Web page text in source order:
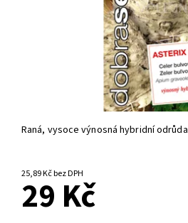
Raná, vysoce výnosná hybridní odrůda
25,89 Kč bez DPH
29 Kč